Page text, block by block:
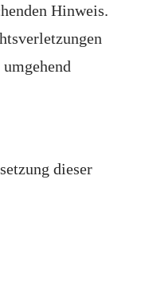
Hinweis.
dieser